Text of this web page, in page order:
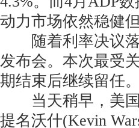
动力市场依然稳健
随着利率决议落
发布会。本次最受
期结束后继续留任。
当天稍早，美国
提名沃什(Kevin